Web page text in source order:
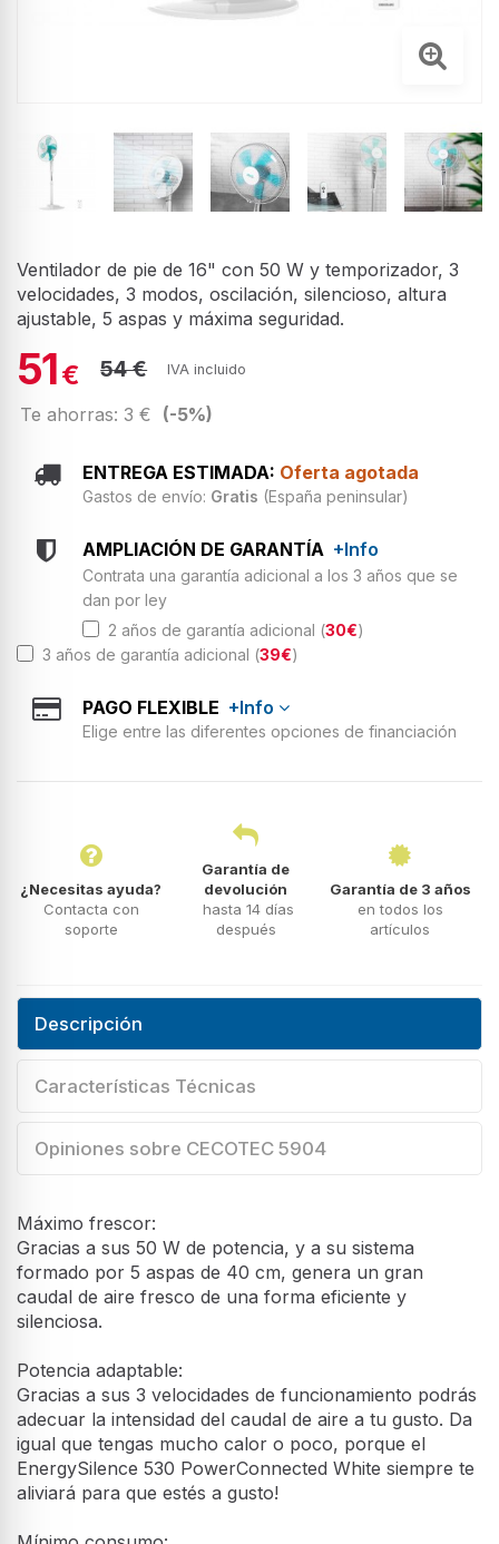
Ventilador de pie de 16" con 50 W y temporizador, 3
velocidades, 3 modos, oscilación, silencioso, altura
ajustable, 5 aspas y máxima seguridad.
51€ 54 € IVA incluido
Te ahorras: 3 € (-5%)
ENTREGA ESTIMADA: Oferta agotada
Gastos de envío: Gratis (España peninsular)
AMPLIACIÓN DE GARANTÍA +Info
Contrata una garantía adicional a los 3 años que se
dan por ley
2 años de garantía adicional (30€)
3 años de garantía adicional (39€)
PAGO FLEXIBLE +Info
Elige entre las diferentes opciones de financiación
¿Necesitas ayuda?
Contacta con
soporte
Garantía de
devolución
hasta 14 días
después
Garantía de 3 años
en todos los
artículos
Descripción
Características Técnicas
Opiniones sobre CECOTEC 5904
Máximo frescor:
Gracias a sus 50 W de potencia, y a su sistema
formado por 5 aspas de 40 cm, genera un gran
caudal de aire fresco de una forma eficiente y
silenciosa.
Potencia adaptable:
Gracias a sus 3 velocidades de funcionamiento podrás
adecuar la intensidad del caudal de aire a tu gusto. Da
igual que tengas mucho calor o poco, porque el
EnergySilence 530 PowerConnected White siempre te
aliviará para que estés a gusto!